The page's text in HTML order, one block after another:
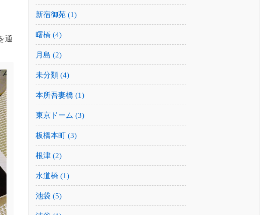
通
新宿御苑 (1)
曙橋 (4)
月島 (2)
未分類 (4)
本所吾妻橋 (1)
東京ドーム (3)
板橋本町 (3)
根津 (2)
水道橋 (1)
池袋 (5)